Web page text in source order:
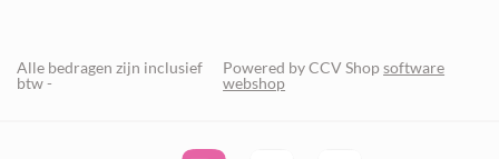
Alle bedragen zijn inclusief
btw -
Powered by CCV Shopsoftware
webshop